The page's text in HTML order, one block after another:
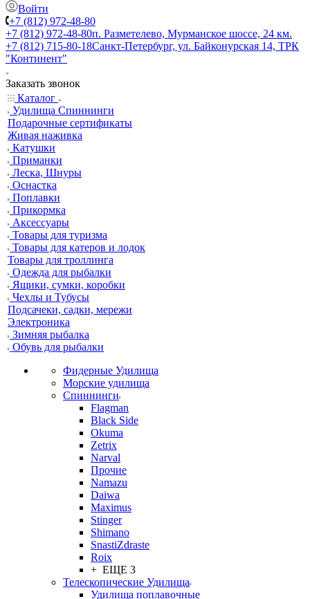
Войти
+7 (812) 972-48-80
+7 (812) 972-48-80п. Разметелево, Мурманское шоссе, 24 км.
+7 (812) 715-80-18Санкт-Петербург, ул. Байконурская 14, ТРК
"Континент"
Заказать звонок
Каталог
Удилища Спиннинги
Подарочные сертификаты
Живая наживка
Катушки
Приманки
Леска, Шнуры
Оснастка
Поплавки
Прикормка
Аксессуары
Товары для туризма
Товары для катеров и лодок
Товары для троллинга
Одежда для рыбалки
Ящики, сумки, коробки
Чехлы и Тубусы
Подсачеки, садки, мережи
Электроника
Зимняя рыбалка
Обувь для рыбалки
Фидерные Удилища
Морские удилища
Спиннинги
Flagman
Black Side
Okuma
Zetrix
Narval
Прочие
Namazu
Daiwa
Maximus
Stinger
Shimano
SnastiZdraste
Roix
+ ЕЩЕ 3
Телескопические Удилища
Удилища поплавочные